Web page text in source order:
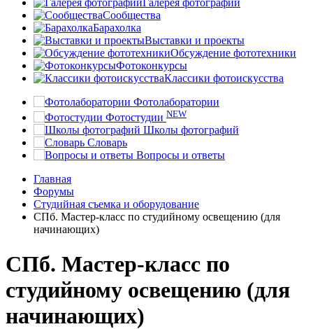
Галерея фотографий
Сообщества
Барахолка
Выставки и проекты
Обсуждение фототехники
Фотоконкурсы
Классики фотоискусства
Фотолаборатории
Фотостудии NEW
Школы фотографий
Словарь
Вопросы и ответы
Главная
Форумы
Студийная съемка и оборудование
СПб. Мастер-класс по студийному освещению (для
начинающих)
СПб. Мастер-класс по
студийному освещению (для
начинающих)